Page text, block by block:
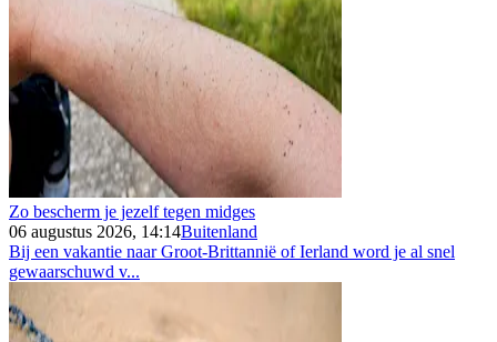
Zo bescherm je jezelf tegen midges
06 augustus 2026, 14:14Buitenland
Bij een vakantie naar Groot-Brittannië of Ierland word je al snel
gewaarschuwd v...